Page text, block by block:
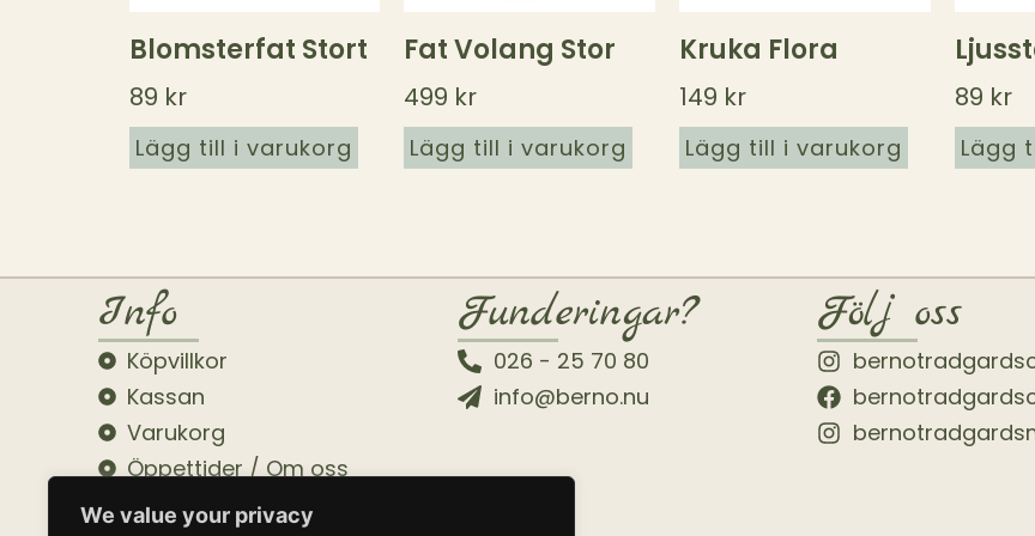
We value your privacy
Blomsterfat Stort
89 kr
Lägg till i varukorg
Fat Volang Stor
499 kr
Lägg till i varukorg
Kruka Flora
149 kr
Lägg till i varukorg
89 kr
Lägg
Info
Köpvillkor
Kassan
Varukorg
Öppettider / Om oss
Funderingar?
026 - 25 70 80
info@berno.nu
Följ oss